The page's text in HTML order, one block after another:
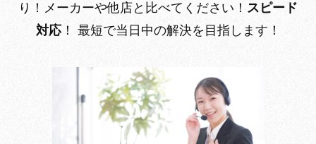
り！ メーカーや他店と比べてください！ スピード
対応！ 最短で当日中の解決を目指します！